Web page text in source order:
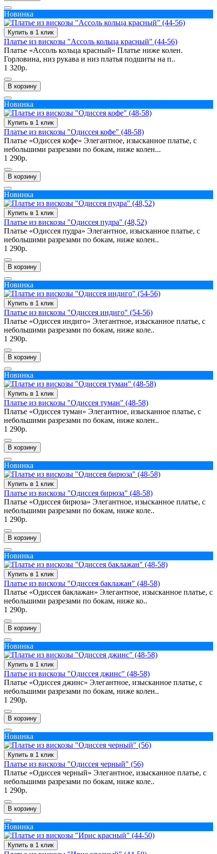
Новинка
Купить в 1 клик
Платье из вискозы "Ассоль кольца красный" (44-56)
Платье «Ассоль кольца красный» Платье ниже колен.
Горловина, низ рукава и низ платья подшиты на п..
1 320р.
В корзину
Новинка
Купить в 1 клик
Платье из вискозы "Одиссея кофе" (48-58)
Платье «Одиссея кофе» Элегантное, изысканное платье, с
небольшими разрезами по бокам, ниже колен...
1 290р.
В корзину
Новинка
Купить в 1 клик
Платье из вискозы "Одиссея пудра" (48,52)
Платье «Одиссея пудра» Элегантное, изысканное платье, с
небольшими разрезами по бокам, ниже колен..
1 290р.
В корзину
Новинка
Купить в 1 клик
Платье из вискозы "Одиссея индиго" (54-56)
Платье «Одиссея индиго» Элегантное, изысканное платье, с
небольшими разрезами по бокам, ниже коле..
1 290р.
В корзину
Новинка
Купить в 1 клик
Платье из вискозы "Одиссея туман" (48-58)
Платье «Одиссея туман» Элегантное, изысканное платье, с
небольшими разрезами по бокам, ниже колен..
1 290р.
В корзину
Новинка
Купить в 1 клик
Платье из вискозы "Одиссея бирюза" (48-58)
Платье «Одиссея бирюза» Элегантное, изысканное платье, с
небольшими разрезами по бокам, ниже коле..
1 290р.
В корзину
Новинка
Купить в 1 клик
Платье из вискозы "Одиссея баклажан" (48-58)
Платье «Одиссея баклажан» Элегантное, изысканное платье, с
небольшими разрезами по бокам, ниже ко..
1 290р.
В корзину
Новинка
Купить в 1 клик
Платье из вискозы "Одиссея джинс" (48-58)
Платье «Одиссея джинс» Элегантное, изысканное платье, с
небольшими разрезами по бокам, ниже колен..
1 290р.
В корзину
Новинка
Купить в 1 клик
Платье из вискозы "Одиссея черный" (56)
Платье «Одиссея черный» Элегантное, изысканное платье, с
небольшими разрезами по бокам, ниже коле..
1 290р.
В корзину
Новинка
Купить в 1 клик